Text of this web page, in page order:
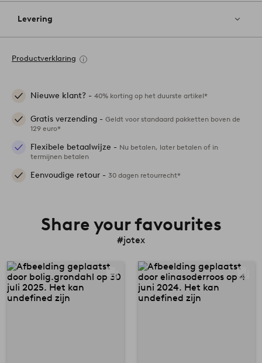
Levering
Productverklaring
Nieuwe klant? - 40% korting op het duurste artikel*
Gratis verzending - Geldt voor standaard pakketten boven de
129 euro*
Flexibele betaalwijze - Nu betalen, later betalen of in
termijnen betalen
Eenvoudige retour - 30 dagen retourrecht*
Share your favourites
#jotex